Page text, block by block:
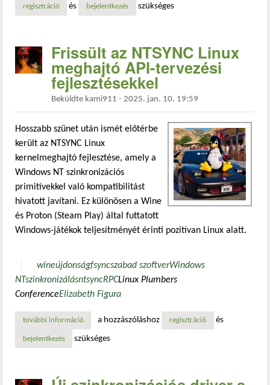
regisztráció és bejelentkezés szükséges
Frissült az NTSYNC Linux
meghajtó API-tervezési
fejlesztésekkel
Beküldte kami911 - 2025. jan. 10. 19:59
Hosszabb szünet után ismét előtérbe
került az NTSYNC Linux
kernelmeghajtó fejlesztése, amely a
Windows NT szinkronizációs
primitívekkel való kompatibilitást
hivatott javítani. Ez különösen a Wine
és Proton (Steam Play) által futtatott
Windows-játékok teljesítményét érinti pozitívan Linux alatt.
wineújdonságfsyncszabad szoftverWindows
NTszinkronizálásntsyncRPCLinux Plumbers
ConferenceElizabeth Figura
további információfrissült az ntsync linux meghajtó api-tervezési
a hozzászóláshoz regisztráció és
bejelentkezés szükséges